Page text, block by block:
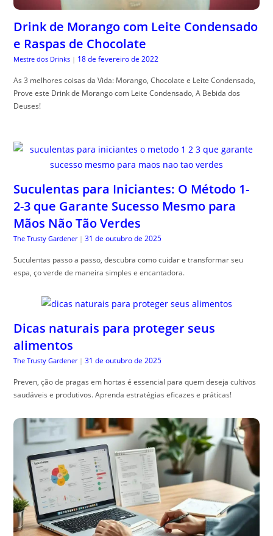
Drink de Morango com Leite Condensado
e Raspas de Chocolate
Mestre dos Drinks | 18 de fevereiro de 2022
As 3 melhores coisas da Vida: Morango, Chocolate e Leite Condensado,
Prove este Drink de Morango com Leite Condensado, A Bebida dos
Deuses!
Suculentas para Iniciantes: O Método 1-
2-3 que Garante Sucesso Mesmo para
Mãos Não Tão Verdes
The Trusty Gardener | 31 de outubro de 2025
Suculentas passo a passo, descubra como cuidar e transformar seu
espa, ço verde de maneira simples e encantadora.
Dicas naturais para proteger seus
alimentos
The Trusty Gardener | 31 de outubro de 2025
Preven, ção de pragas em hortas é essencial para quem deseja cultivos
saudáveis e produtivos. Aprenda estratégias eficazes e práticas!